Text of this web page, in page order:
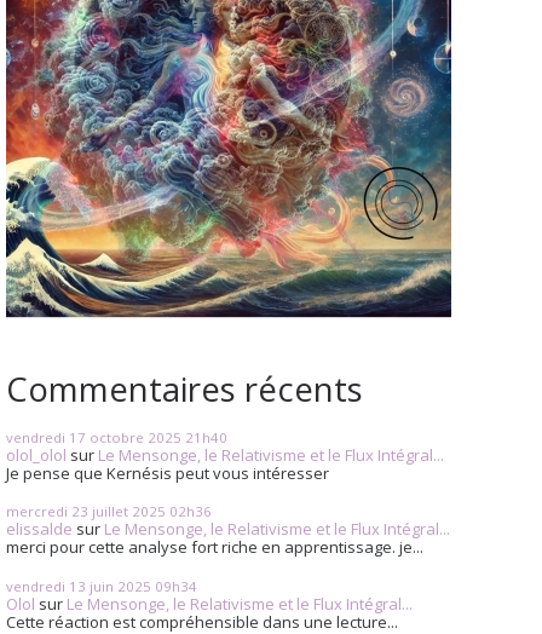
Commentaires récents
vendredi 17 octobre 2025 21h40
olol_olol sur Le Mensonge, le Relativisme et le Flux Intégral...
Je pense que Kernésis peut vous intéresser
mercredi 23 juillet 2025 02h36
elissalde sur Le Mensonge, le Relativisme et le Flux Intégral...
merci pour cette analyse fort riche en apprentissage. je...
vendredi 13 juin 2025 09h34
Olol sur Le Mensonge, le Relativisme et le Flux Intégral...
Cette réaction est compréhensible dans une lecture...